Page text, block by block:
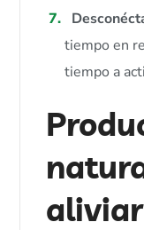
tiempo en
tiempo a